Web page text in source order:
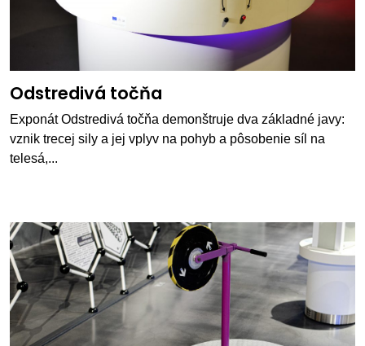
Odstredivá točňa
Exponát Odstredivá točňa demonštruje dva základné javy:
vznik trecej sily a jej vplyv na pohyb a pôsobenie síl na
telesá,...